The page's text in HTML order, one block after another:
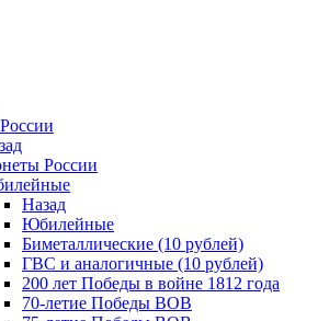
России
Назад
Юбилейные
Биметаллические (10 рублей)
ГВС и аналогичные (10 рублей)
200 лет Победы в войне 1812 года
70-летие Победы ВОВ